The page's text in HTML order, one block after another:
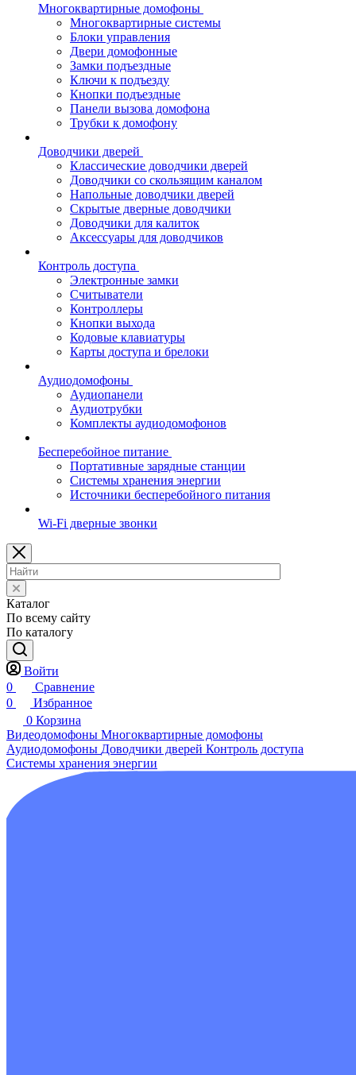
Многоквартирные домофоны
Многоквартирные системы
Блоки управления
Двери домофонные
Замки подъездные
Ключи к подъезду
Кнопки подъездные
Панели вызова домофона
Трубки к домофону
Доводчики дверей
Классические доводчики дверей
Доводчики со скользящим каналом
Напольные доводчики дверей
Скрытые дверные доводчики
Доводчики для калиток
Аксессуары для доводчиков
Контроль доступа
Электронные замки
Считыватели
Контроллеры
Кнопки выхода
Кодовые клавиатуры
Карты доступа и брелоки
Аудиодомофоны
Аудиопанели
Аудиотрубки
Комплекты аудиодомофонов
Бесперебойное питание
Портативные зарядные станции
Системы хранения энергии
Источники бесперебойного питания
Wi-Fi дверные звонки
Каталог
По всему сайту
По каталогу
Войти
0
Сравнение
0
Избранное
0 Корзина
Видеодомофоны Многоквартирные домофоны
Аудиодомофоны Доводчики дверей Контроль доступа
Системы хранения энергии